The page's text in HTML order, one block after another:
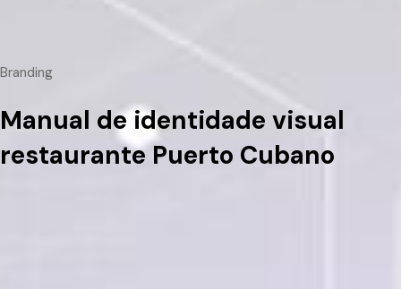
Branding
Manual de identidade visual
restaurante Puerto Cubano